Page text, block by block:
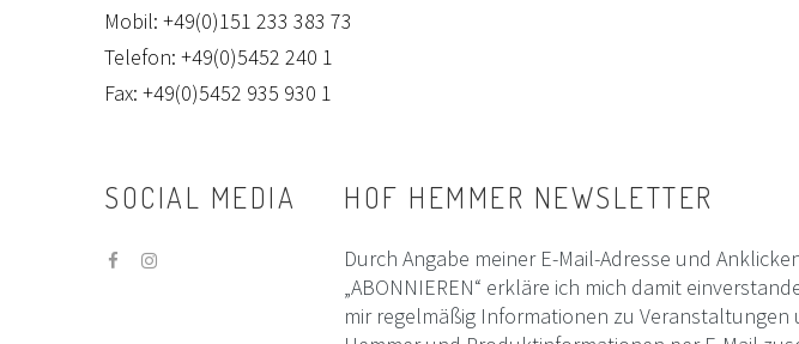
Mobil: +49(0)151 233 383 73
Telefon: +49(0)5452 240 1
Fax: +49(0)5452 935 930 1
SOCIAL MEDIA HOF HEMMER NEWSLETTER
Durch Angabe meiner E-Mail-Adresse und
„ABONNIEREN“ erkläre ich mich damit
mir regelmäßig Informationen zu